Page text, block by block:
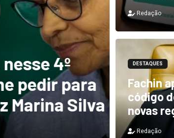
4º
para
Silva
DESTAQUES
Redação
DESTAQUES
Fachin
código
novas
Redação